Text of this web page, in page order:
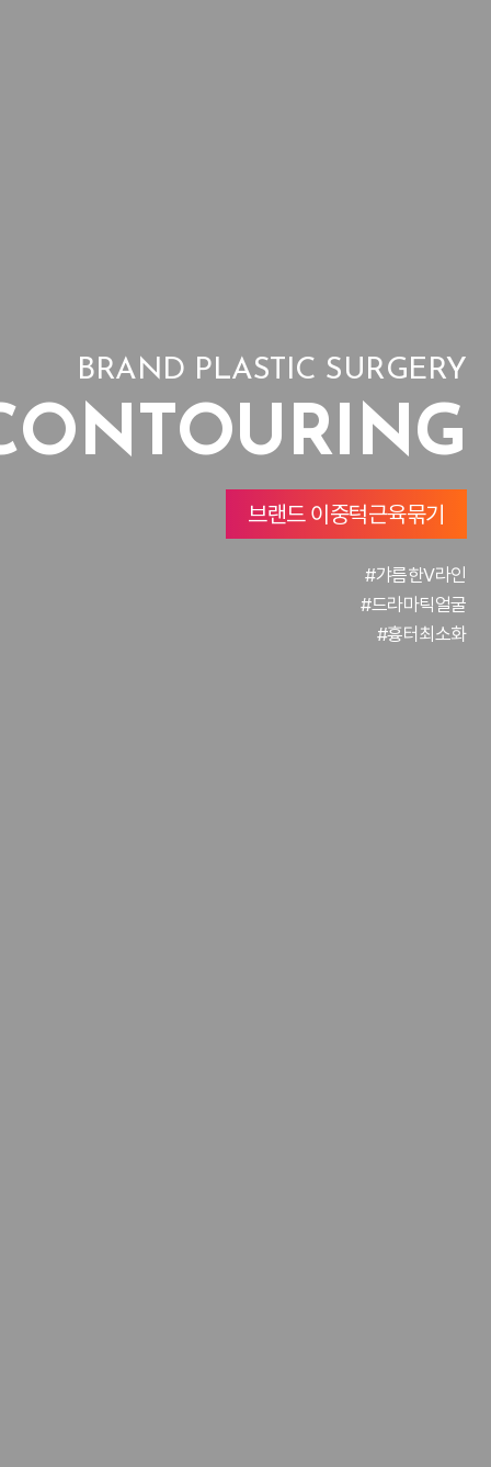
BRAND PLASTIC SURGERY
브랜드 이중턱근육묶기
#갸름한V라인
#드라마틱얼굴
#흉터최소화